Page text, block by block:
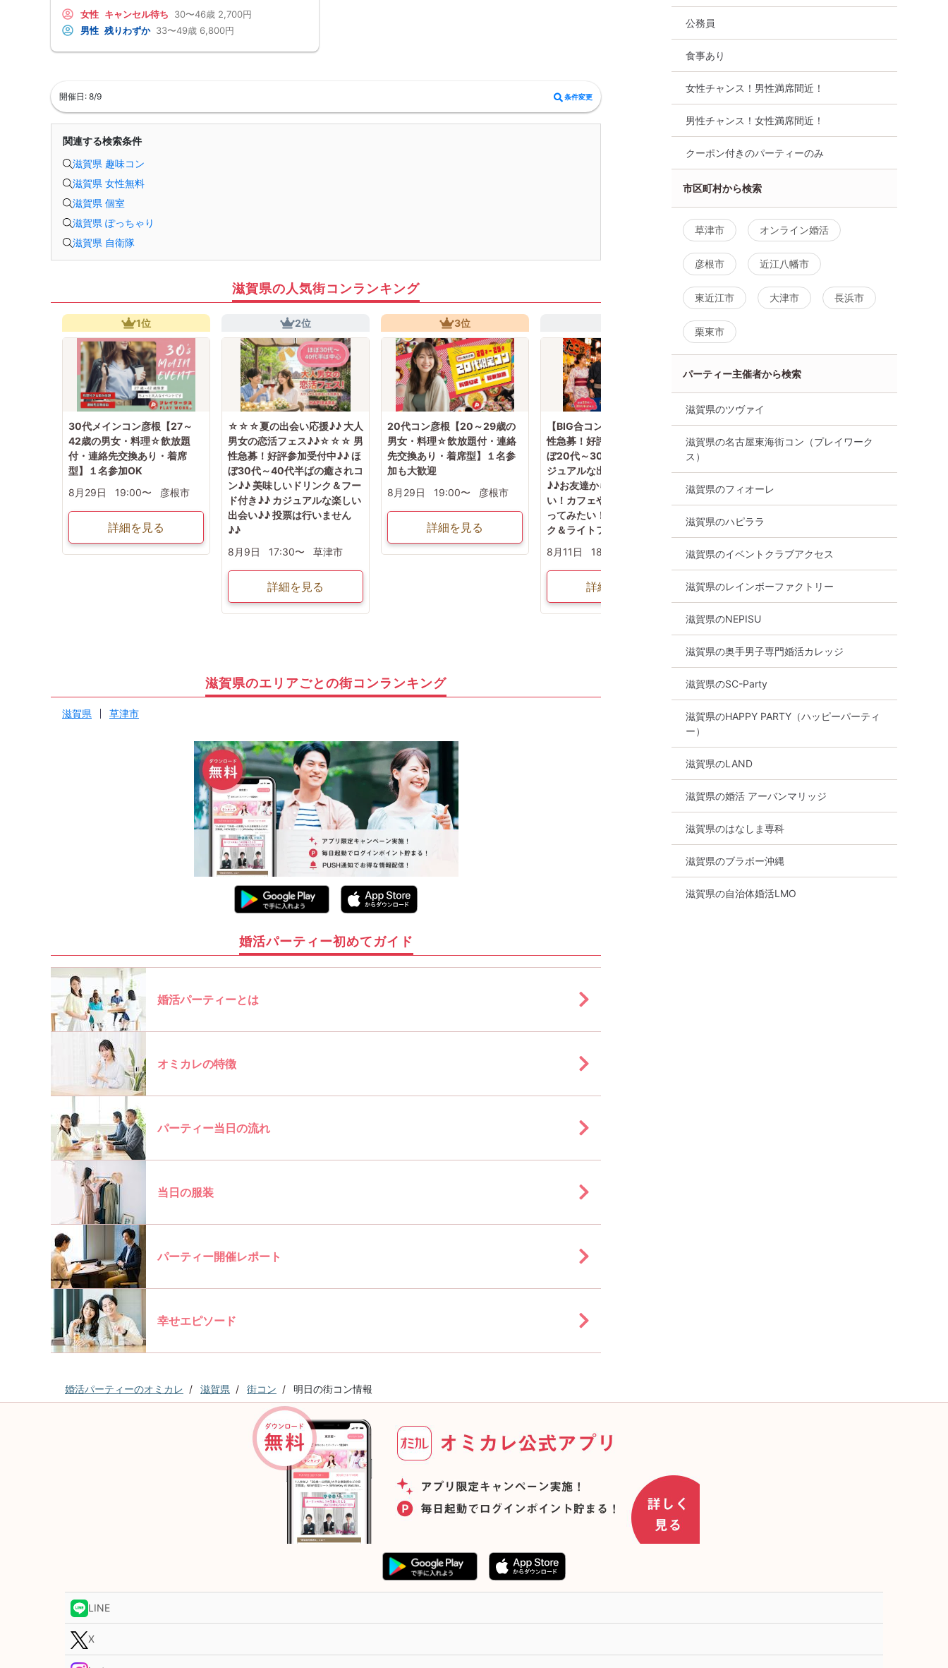
女性 キャンセル待ち 30〜46歳 2,700円
男性 残りわずか 33〜49歳 6,800円
開催日: 8/9 条件変更
関連する検索条件
滋賀県 趣味コン
滋賀県 女性無料
滋賀県 個室
滋賀県 ぽっちゃり
滋賀県 自衛隊
滋賀県の人気街コンランキング
1位
30代メインコン彦根【27～
42歳の男女・料理☆飲放題
付・連絡先交換あり・着席
型】１名参加OK
8月29日
19:00〜 彦根市
詳細を見る
2位
☆☆☆夏の出会い応援♪♪ 大人
男女の恋活フェス♪♪☆☆☆ 男
性急募！好評参加受付中♪♪ ほ
ぼ30代～40代半ばの癒されコ
ン♪♪ 美味しいドリンク＆フー
ド付き♪♪ カジュアルな楽しい
出会い♪♪ 投票は行いません
♪♪
8月9日
17:30〜 草津市
詳細を見る
3位
20代コン彦根【20～29歳の
男女・料理☆飲放題付・連絡
先交換あり・着席型】１名参
加も大歓迎
8月29日
19:00〜 彦根市
詳細を見る
【BIG合コン☆Matching】男
性急募！好評参加受付中♪♪ ほ
ぼ20代～30代半ば中心♪♪ カ
ジュアルな出会いパーティー
♪♪お友達から仲良くなりた
い！カフェや納涼デートに行
ってみたい！美味しいドリン
ク＆ライトフード付
8月11日
18:30〜
詳細を見る
☆☆☆カジュアルな夏の恋活
パーティー☆☆☆ 女性募集♪♪
中♪♪ 休日のごほうび恋活｜
40代・50代の癒され合コン
付き♪♪ 合コンスタイル
PARTY！カジュアルな楽しい
♪♪
8月11日
18:30〜 草津市
詳細を見る
☆☆☆男性急募！
席！好評参加受
女性が集まる♪♪
滋賀県のエリアごとの街コンランキング
滋賀県 草津市
婚活パーティー初めてガイド
婚活パーティーとは
オミカレの特徴
パーティー当日の流れ
当日の服装
パーティー開催レポート
幸せエピソード
公務員
食事あり
女性チャンス！男性満席間近！
男性チャンス！女性満席間近！
クーポン付きのパーティーのみ
市区町村から検索
草津市 オンライン婚活
彦根市 近江八幡市
東近江市 大津市 長浜市
栗東市
パーティー主催者から検索
滋賀県のツヴァイ
滋賀県の名古屋東海街コン（プレイワーク
ス）
滋賀県のフィオーレ
滋賀県のハピララ
滋賀県のイベントクラブアクセス
滋賀県のレインボーファクトリー
滋賀県のNEPISU
滋賀県の奥手男子専門婚活カレッジ
滋賀県のSC-Party
滋賀県のHAPPY PARTY（ハッピーパーティ
ー）
滋賀県のLAND
滋賀県の婚活 アーバンマリッジ
滋賀県のはなしま専科
滋賀県のブラボー沖縄
滋賀県の自治体婚活LMO
婚活パーティーのオミカレ 滋賀県 街コン 明日の街コン情報
LINE
X